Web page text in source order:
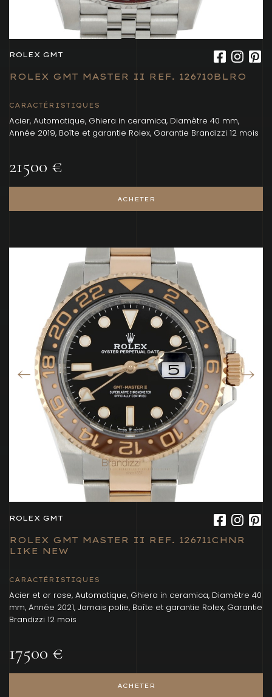
ROLEX GMT
ROLEX GMT MASTER II REF. 126710BLRO
CARACTÉRISTIQUES
Acier, Automatique, Ghiera in ceramica, Diamètre 40 mm,
Année 2019, Boîte et garantie Rolex, Garantie Brandizzi 12 mois
21500 €
ACHETER
ROLEX GMT
ROLEX GMT MASTER II REF. 126711CHNR
LIKE NEW
CARACTÉRISTIQUES
Acier et or rose, Automatique, Ghiera in ceramica, Diamètre 40
mm, Année 2021, Jamais polie, Boîte et garantie Rolex, Garantie
Brandizzi 12 mois
17500 €
ACHETER